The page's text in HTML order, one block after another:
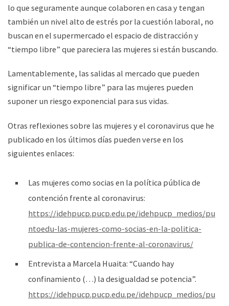
lo que seguramente aunque colaboren en casa y tengan
también un nivel alto de estrés por la cuestión laboral, no
buscan en el supermercado el espacio de distracción y
“tiempo libre” que pareciera las mujeres si están buscando.
Lamentablemente, las salidas al mercado que pueden
significar un “tiempo libre” para las mujeres pueden
suponer un riesgo exponencial para sus vidas.
Otras reflexiones sobre las mujeres y el coronavirus que he
publicado en los últimos días pueden verse en los
siguientes enlaces:
Las mujeres como socias en la política pública de
contención frente al coronavirus:
https://idehpucp.pucp.edu.pe/idehpucp_medios/pu
ntoedu-las-mujeres-como-socias-en-la-politica-
publica-de-contencion-frente-al-coronavirus/
Entrevista a Marcela Huaita: “Cuando hay
confinamiento (…) la desigualdad se potencia”.
https://idehpucp.pucp.edu.pe/idehpucp_medios/pu